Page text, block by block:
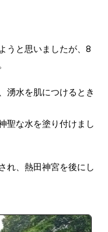
うと思いましたが、8
湧水を肌につけるとき
聖な水を塗り付けまし
れ、熱田神宮を後にし